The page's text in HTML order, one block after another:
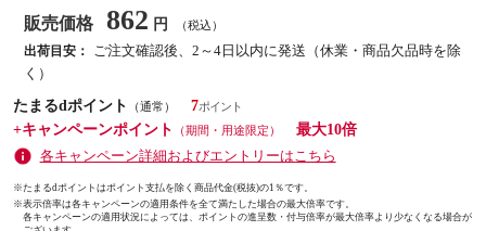
販売価格 862 円 （税込）
出荷目安：
ご注文確認後、2～4日以内に発送（休業・商品欠品時を除
く）
たまるdポイント
（通常）
7
+キャンペーンポイント
（期間・用途限定）
最大10倍
各キャンペーン詳細およびエントリーはこちら
※たまるdポイントはポイント支払を除く商品代金(税抜)の1％です。
※表示倍率は各キャンペーンの適用条件を全て満たした場合の最大倍率です。
各キャンペーンの適用状況によっては、ポイントの進呈数・付与倍率が最大倍率より少なくなる場合が